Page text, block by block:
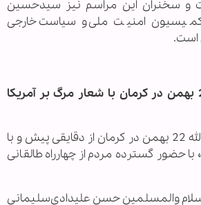
است و سخنران این مراسم نیز سیدحسین
امنیت ملی و سیاست خارجی
است.
راهپیمایی یوم‌الله 22 بهمن در کرمان با شعار مرگ بر آمریکا
مراسم راهپیمایی یوم‌الله 22 بهمن در کرمان از دقایقی پیش و با
حضور گسترده مردم از چهارراه طالقانی
والمسلمین حسن علیدادی‌سلیمانی